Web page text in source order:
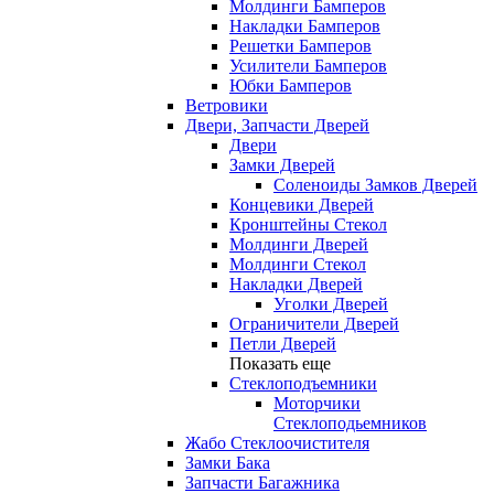
Молдинги Бамперов
Накладки Бамперов
Решетки Бамперов
Усилители Бамперов
Юбки Бамперов
Ветровики
Двери, Запчасти Дверей
Двери
Замки Дверей
Соленоиды Замков Дверей
Концевики Дверей
Кронштейны Стекол
Молдинги Дверей
Молдинги Стекол
Накладки Дверей
Уголки Дверей
Ограничители Дверей
Петли Дверей
Показать еще
Стеклоподъемники
Моторчики
Стеклоподьемников
Жабо Стеклоочистителя
Замки Бака
Запчасти Багажника